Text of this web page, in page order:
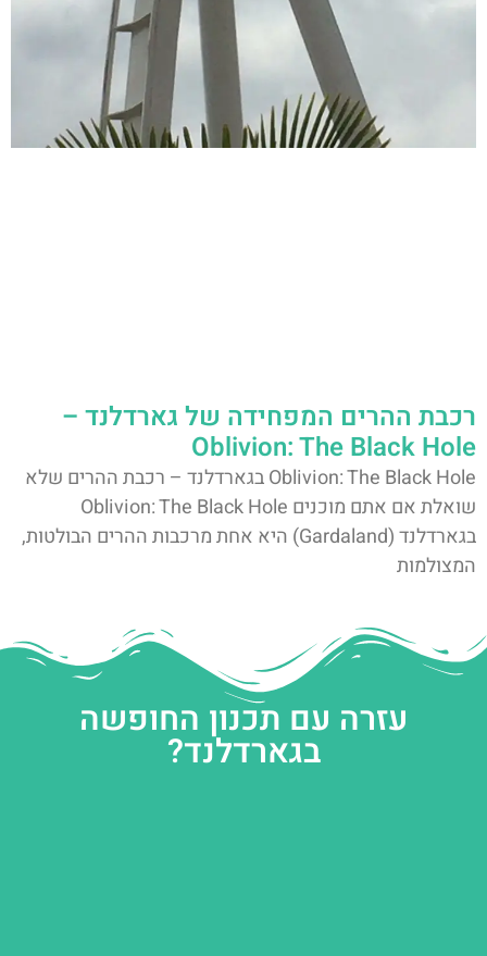
רכבת ההרים המפחידה של גארדלנד –
Oblivion: The Black Hole
Oblivion: The Black Hole בגארדלנד – רכבת ההרים שלא
שואלת אם אתם מוכנים Oblivion: The Black Hole
בגארדלנד (Gardaland) היא אחת מרכבות ההרים הבולטות,
המצולמות
עזרה עם תכנון החופשה
בגארדלנד?